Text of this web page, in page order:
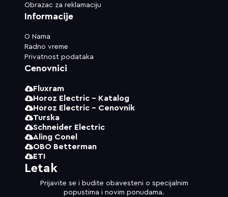
Obrazac za reklamaciju
Informacije
O Nama
Radno vreme
Privatnost podataka
Cenovnici
Fluxram
Horoz Electric - Katalog
Horoz Electric - Cenovnik
Turska
Schneider Electric
Aling Conel
OBO Betterman
ETI
Letak
Prijavite se i budite obavesteni o specijalnim
popustima i novim ponudama.